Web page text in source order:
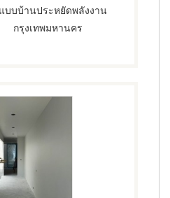
บบบ้านประหยัดพลังงาน
กรุงเทพมหานคร